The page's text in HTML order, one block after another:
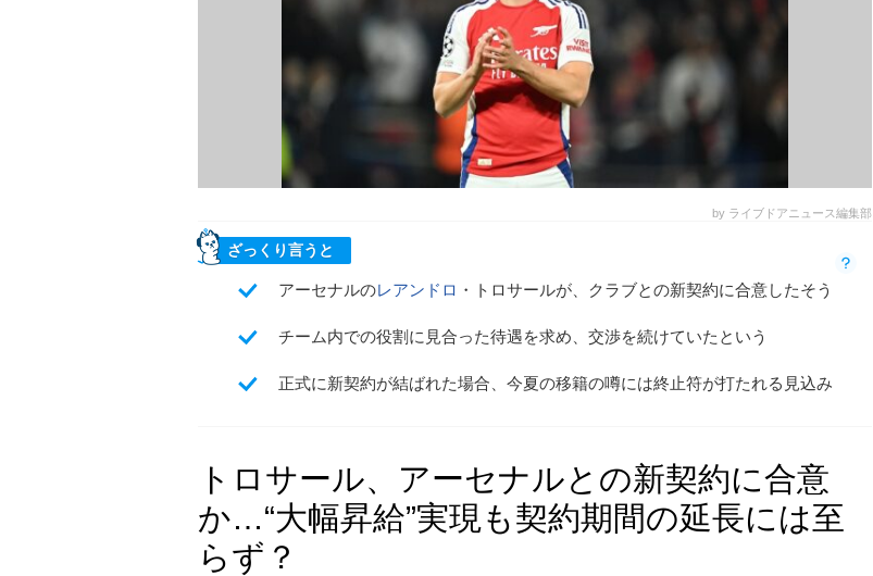
by ライブドアニュース編集部
ざっくり言うと
アーセナルのレアンドロ ・トロサールが、クラブとの新契約に合意したそう
チーム内での役割に見合った待遇を求め、交渉を続けていたという
正式に新契約が結ばれた場合、今夏の移籍の噂には終止符が打たれる見込み
トロサール、アーセナルとの新契約に合意
か…“大幅昇給”実現も契約期間の延長には至
らず？